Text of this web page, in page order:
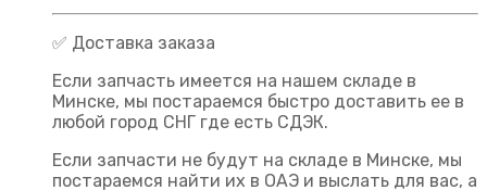
✅ Доставка заказа
Если запчасть имеется на нашем складе в
Минске, мы постараемся быстро доставить ее в
любой город СНГ где есть СДЭК.
Если запчасти не будут на складе в Минске, мы
постараемся найти их в ОАЭ и выслать для вас, а